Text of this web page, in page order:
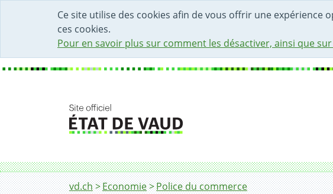
Ce site utilise des cookies afin de vous offrir une
ces cookies.
Pour en savoir plus sur comment les désactiver, ainsi que
DÉBUT DU CONTENU DE LA PAGE
ACCÈS AU CHAMP DE RECHERCHE
PAGE D'ACCUEIL
FORMULAIRE DE CONTACT
Fil d'Ariane
vd.ch Economie Police du commerce
Demander une licence permettant d'exploiter un